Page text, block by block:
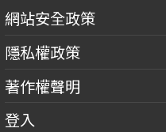
網站安全政策
隱私權政策
著作權聲明
登入